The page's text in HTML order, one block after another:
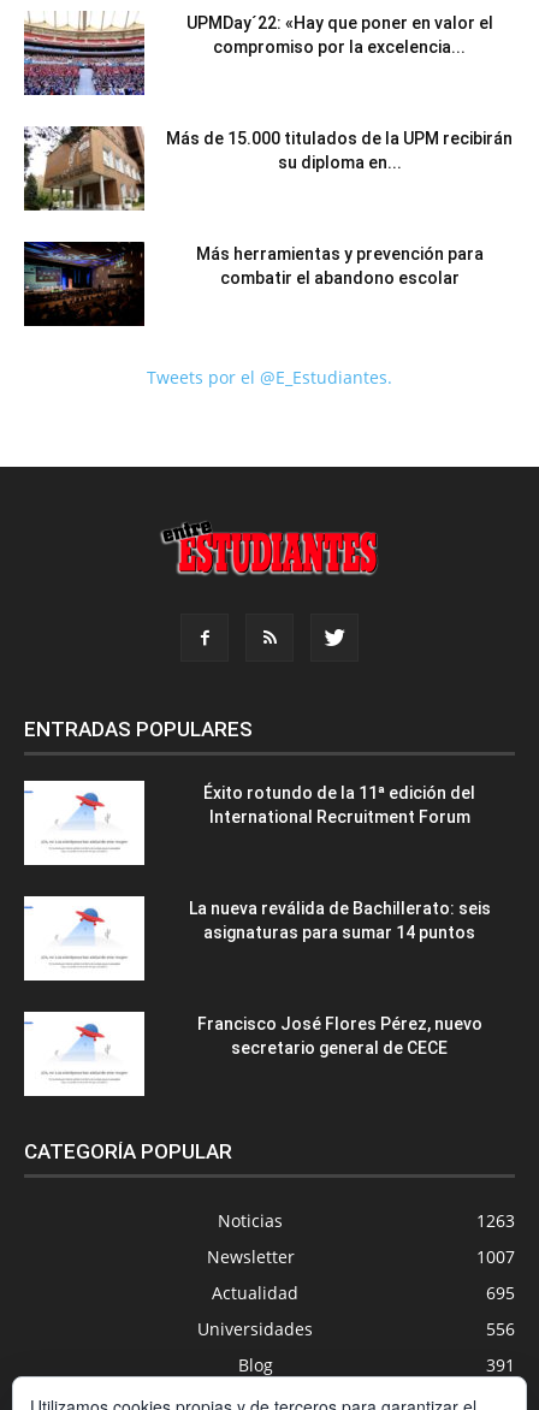
UPMDay´22: «Hay que poner en valor el
compromiso por la excelencia...
Más de 15.000 titulados de la UPM recibirán
su diploma en...
Más herramientas y prevención para
combatir el abandono escolar
Tweets por el @E_Estudiantes.
ENTRADAS POPULARES
Éxito rotundo de la 11ª edición del
International Recruitment Forum
La nueva reválida de Bachillerato: seis
asignaturas para sumar 14 puntos
Francisco José Flores Pérez, nuevo
secretario general de CECE
CATEGORÍA POPULAR
Noticias
1263
Newsletter
1007
Actualidad
695
Universidades
556
Blog
391
Agenda